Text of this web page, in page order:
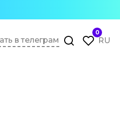
в телеграм
0
RU